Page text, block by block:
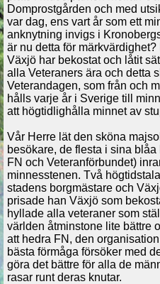
Domprostgården och med
var dag, ens vart år som ett
anknytning invigs i
är nu detta för
Växjö har bekostat och låtit
alla Veteraners ära och detta
Veterandagen, som från och
hålls varje år i Sverige till
att högtidlighålla minnet av
Vår Herre lät den sköna
besökare, de flesta i sina
FN och Veteranförbundet)
minnesstenen. Två
stadens borgmästare och
prisade han Växjö som
hyllade alla veteraner som
världen åtminstone lite bättre
att hedra FN, den
bästa förmåga försöker med
göra det bättre för alla de
rasar runt deras knutar.